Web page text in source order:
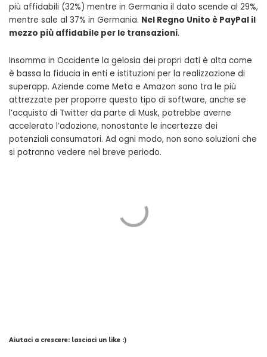
più affidabili (32%) mentre in Germania il dato scende al 29%,
mentre sale al 37% in Germania. Nel Regno Unito è PayPal il
mezzo più affidabile per le transazioni.
Insomma in Occidente la gelosia dei propri dati è alta come
è bassa la fiducia in enti e istituzioni per la realizzazione di
superapp. Aziende come Meta e Amazon sono tra le più
attrezzate per proporre questo tipo di software, anche se
l’acquisto di Twitter da parte di Musk, potrebbe averne
accelerato l’adozione, nonostante le incertezze dei
potenziali consumatori. Ad ogni modo, non sono soluzioni che
si potranno vedere nel breve periodo.
Aiutaci a crescere: lasciaci un like :)